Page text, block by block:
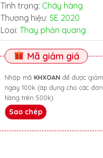
Tình trạng: Cháy hàng
Thương hiệu: SE 2020
Loại: Thay phản quang
Mã giảm giá
Nhập mã KHXOAN
ngay 100k (áp dụng cho các đơn
hàng trên 500k)
Sao chép